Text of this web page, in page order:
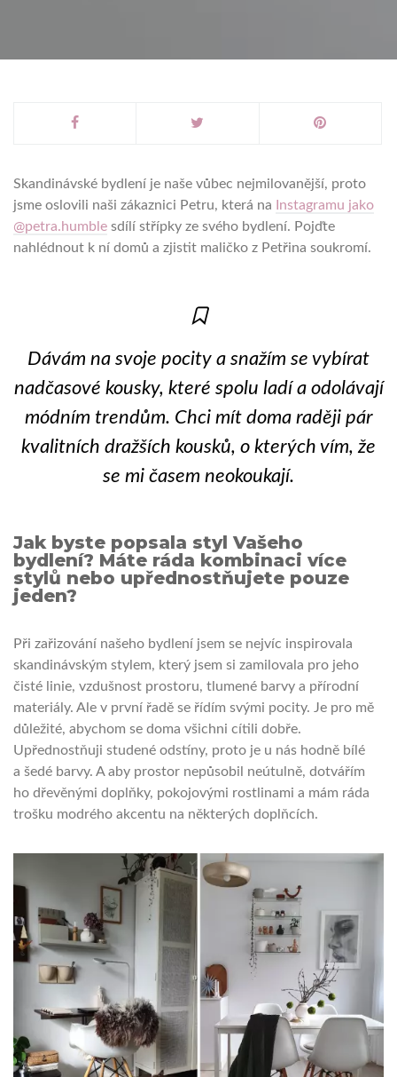
Skandinávské bydlení je naše vůbec nejmilovanější, proto
jsme oslovili naši zákaznici Petru, která na
Instagramu jako
@petra.humble sdílí střípky ze svého bydlení. Pojďte
nahlédnout k ní domů a zjistit maličko z Petřina soukromí.
Dávám na svoje pocity a snažím se vybírat
nadčasové kousky, které spolu ladí a odolávají
módním trendům. Chci mít doma raději pár
kvalitních dražších kousků, o kterých vím, že
se mi časem neokoukají.
Jak byste popsala styl Vašeho
bydlení? Máte ráda kombinaci více
stylů nebo upřednostňujete pouze
jeden?
Při zařizování našeho bydlení jsem se nejvíc inspirovala
skandinávským stylem, který jsem si zamilovala pro jeho
čisté linie, vzdušnost prostoru, tlumené barvy a přírodní
materiály. Ale v první řadě se řídím svými pocity. Je pro mě
důležité, abychom se doma všichni cítili dobře.
Upřednostňuji studené odstíny, proto je u nás hodně bílé
a šedé barvy. A aby prostor nepůsobil neútulně, dotvářím
ho dřevěnými doplňky, pokojovými rostlinami a mám ráda
trošku modrého akcentu na některých doplňcích.